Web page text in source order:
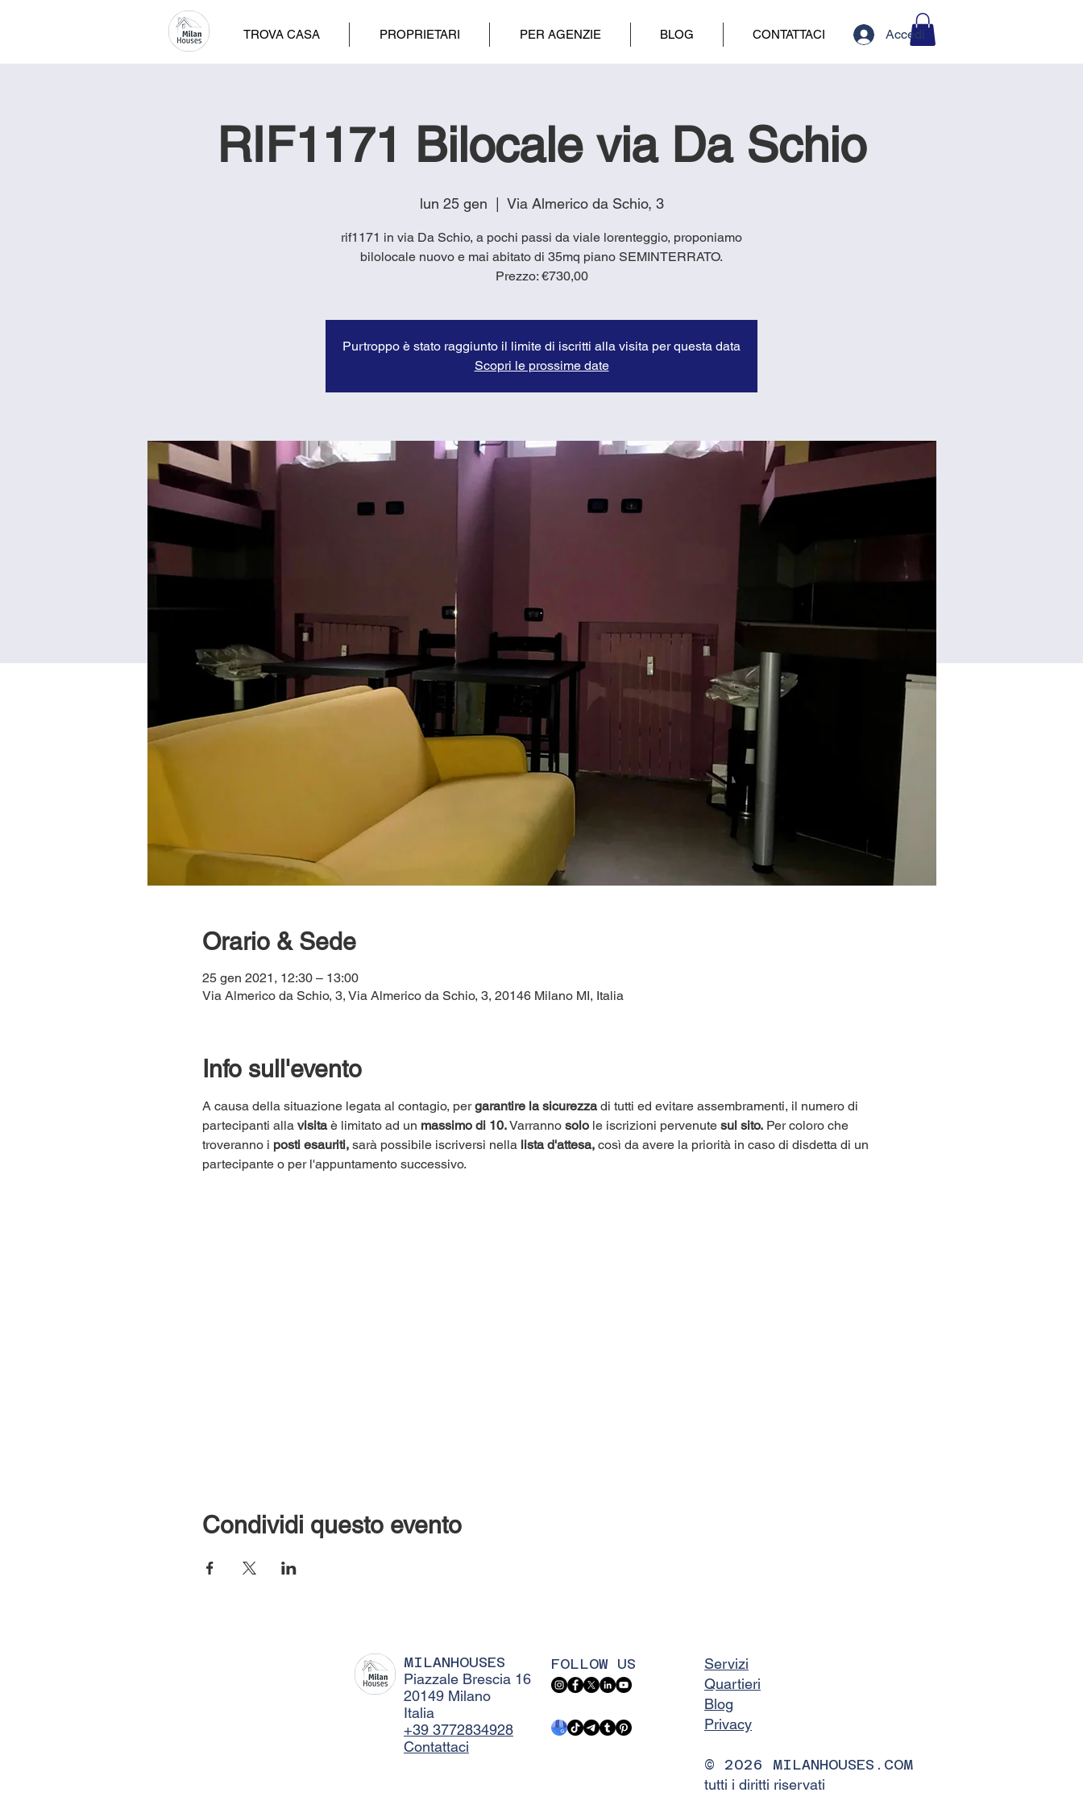
TROVA CASA PROPRIETARI PER AGENZIE BLOG CONTATTACI Accedi
RIF1171 Bilocale via Da Schio
lun 25 gen
  |
Via Almerico da Schio, 3
rif1171 in via Da Schio, a pochi passi da viale lorenteggio, proponiamo
bilolocale nuovo e mai abitato di 35mq piano SEMINTERRATO.
Prezzo: €730,00
Purtroppo è stato raggiunto il limite di iscritti alla visita per questa data
Scopri le prossime date
Orario & Sede
25 gen 2021, 12:30 – 13:00
Via Almerico da Schio, 3, Via Almerico da Schio, 3, 20146 Milano MI, Italia
Info sull'evento
A causa della situazione legata al contagio, per garantire la sicurezza di tutti ed evitare assembramenti, il numero di
partecipanti alla visita è limitato ad un massimo di 10. Varranno solo le iscrizioni pervenute sul sito. Per coloro che
troveranno i posti esauriti, sarà possibile iscriversi nella lista d'attesa, così da avere la priorità in caso di disdetta di un
partecipante o per l'appuntamento successivo.
Condividi questo evento
MILANHOUSES
Piazzale Brescia 16
20149 Milano
Italia
+39 3772834928
Contattaci
FOLLOW US
Servizi
Quartieri
Blog
Privacy
© 2026 MILANHOUSES.COM
tutti i diritti riservati